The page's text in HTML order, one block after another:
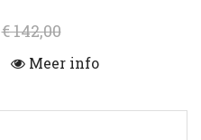
€ 142,00
Meer info